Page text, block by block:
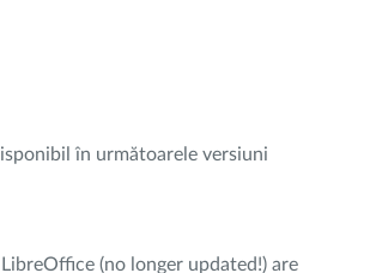
în următoarele versiuni
(no longer updated!) are